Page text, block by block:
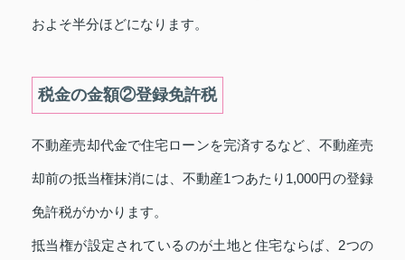
およそ半分ほどになります。
税金の金額②登録免許税
不動産売却代金で住宅ローンを完済するなど、不動産売
却前の抵当権抹消には、不動産1つあたり1,000円の登録
免許税がかかります。
抵当権が設定されているのが土地と住宅ならば、2つの